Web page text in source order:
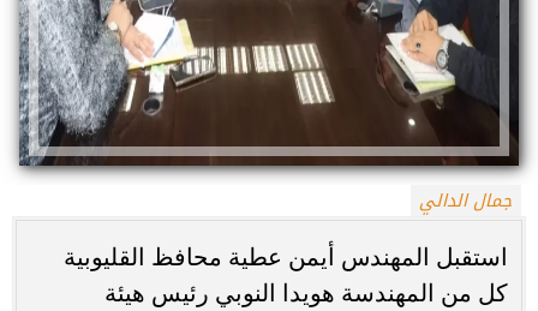
جمال الدالي
استقبل المهندس أيمن عطية محافظ القليوبية
كل من المهندسة هويدا النوبي رئيس هيئة